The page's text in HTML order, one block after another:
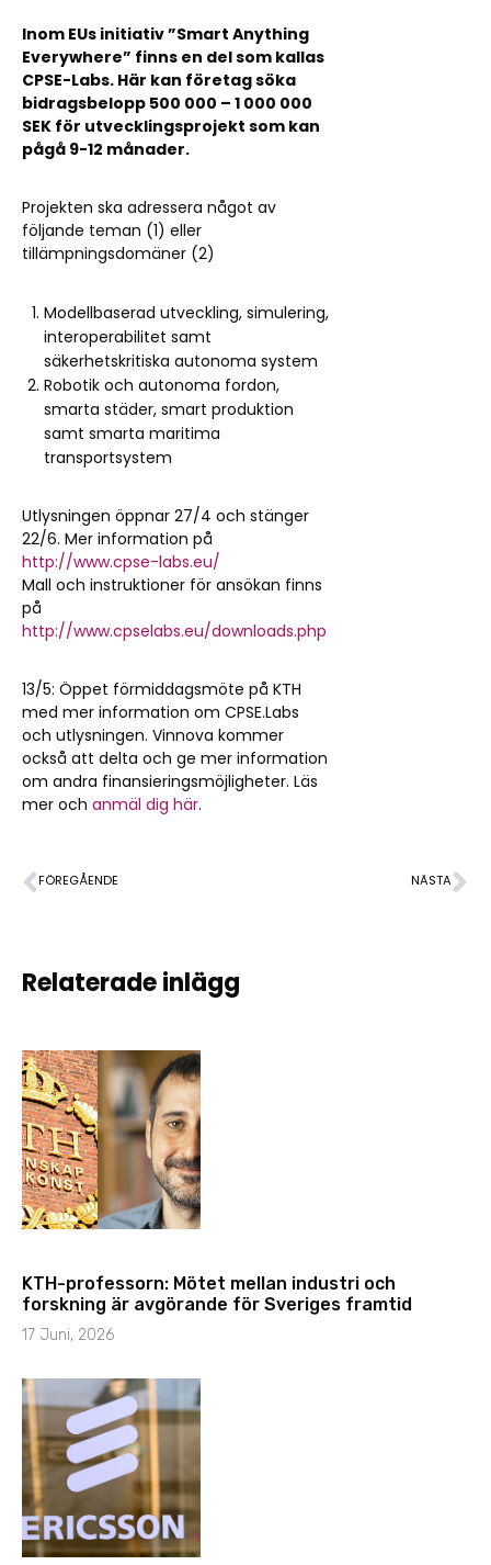
Inom EUs initiativ ”Smart Anything
Everywhere” finns en del som kallas
CPSE-Labs. Här kan företag söka
bidragsbelopp 500 000 – 1 000 000
SEK för utvecklingsprojekt som kan
pågå 9-12 månader.
Projekten ska adressera något av
följande teman (1) eller
tillämpningsdomäner (2)
Modellbaserad utveckling, simulering,
interoperabilitet samt
säkerhetskritiska autonoma system
Robotik och autonoma fordon,
smarta städer, smart produktion
samt smarta maritima
transportsystem
Utlysningen öppnar 27/4 och stänger
22/6. Mer information på
http://www.cpse-labs.eu/
Mall och instruktioner för ansökan finns
på
http://www.cpselabs.eu/downloads.php
13/5: Öppet förmiddagsmöte på KTH
med mer information om CPSE.Labs
och utlysningen. Vinnova kommer
också att delta och ge mer information
om andra finansieringsmöjligheter. Läs
mer och anmäl dig här.
FÖREGÅENDE NÄSTA
Relaterade inlägg
KTH-professorn: Mötet mellan industri och
forskning är avgörande för Sveriges framtid
17 Juni, 2026